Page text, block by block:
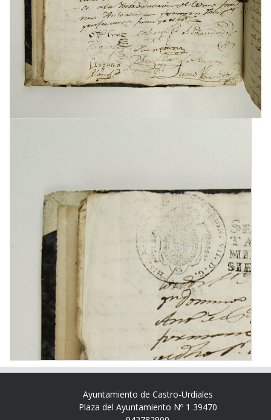
Ayuntamiento de Castro-Urdiales
Plaza del Ayuntamiento Nº 1 39470